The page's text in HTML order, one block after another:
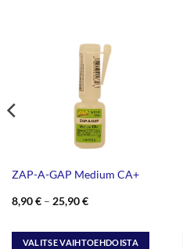
ZAP-A-GAP Medium CA+
8,90€ – 25,90€Hintaluokka:
25,90 €
VALITSE VAIHTOEHDOISTA